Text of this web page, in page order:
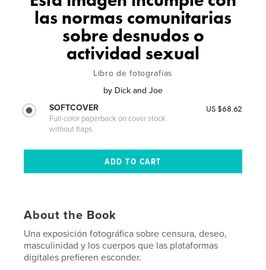
las normas comunitarias
sobre desnudos o
actividad sexual
Libro de fotografías
by Dick and Joe
SOFTCOVER
Full-color paperback on cover stock
without flaps
US $68.62
About the Book
Una exposición fotográfica sobre censura, deseo,
masculinidad y los cuerpos que las plataformas
digitales prefieren esconder.